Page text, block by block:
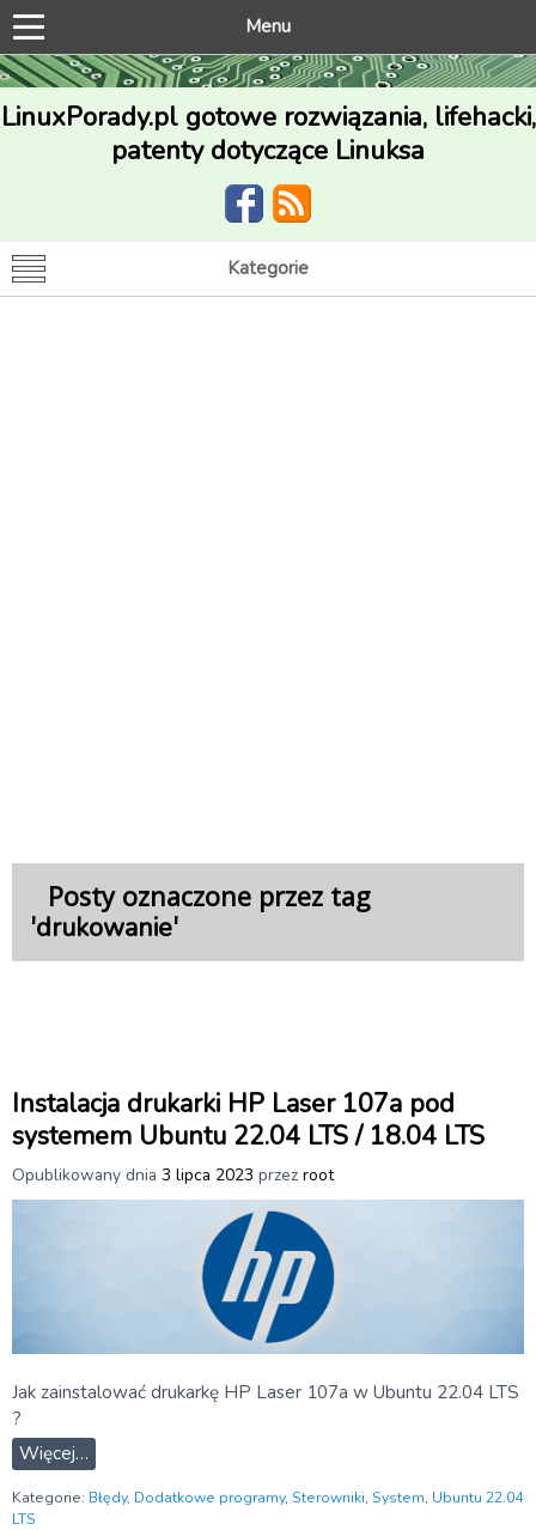
Menu
LinuxPorady.pl gotowe rozwiązania, lifehacki,
patenty dotyczące Linuksa
Kategorie
Posty oznaczone przez tag
'drukowanie'
Instalacja drukarki HP Laser 107a pod
systemem Ubuntu 22.04 LTS / 18.04 LTS
Opublikowany dnia 3 lipca 2023 przez root
Jak zainstalować drukarkę HP Laser 107a w Ubuntu 22.04 LTS
?
Więcej…
Kategorie: Błędy, Dodatkowe programy, Sterowniki, System, Ubuntu 22.04
LTS